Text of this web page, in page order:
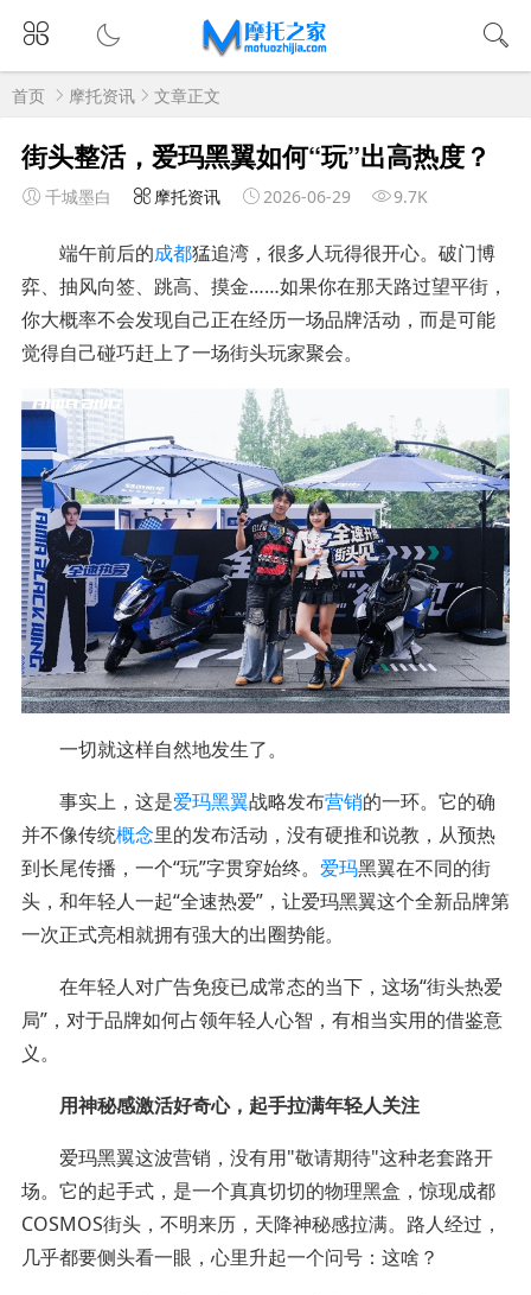
首页 摩托资讯 文章正文
街头整活，爱玛黑翼如何“玩”出高热度？
千城墨白 摩托资讯 2026-06-29 9.7K
端午前后的成都猛追湾，很多人玩得很开心。破门博
弈、抽风向签、跳高、摸金……如果你在那天路过望平街，
你大概率不会发现自己正在经历一场品牌活动，而是可能
觉得自己碰巧赶上了一场街头玩家聚会。
一切就这样自然地发生了。
事实上，这是爱玛黑翼战略发布营销的一环。它的确
并不像传统概念里的发布活动，没有硬推和说教，从预热
到长尾传播，一个“玩”字贯穿始终。 爱玛黑翼在不同的街
头，和年轻人一起“全速热爱”，让爱玛黑翼这个全新品牌第
一次正式亮相就拥有强大的出圈势能。
在年轻人对广告免疫已成常态的当下，这场“街头热爱
局”，对于品牌如何占领年轻人心智，有相当实用的借鉴意
义。
用神秘感激活好奇心，起手拉满年轻人关注
爱玛黑翼这波营销，没有用"敬请期待"这种老套路开
场。它的起手式，是一个真真切切的物理黑盒，惊现成都
COSMOS街头，不明来历，天降神秘感拉满。路人经过，
几乎都要侧头看一眼，心里升起一个问号：这啥？